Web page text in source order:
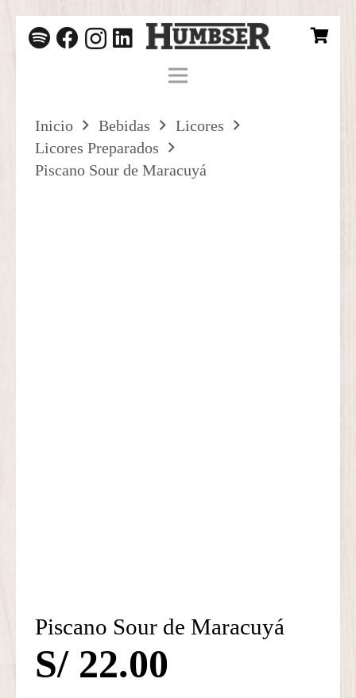
Inicio Bebidas
Licores
Licores Preparados
Piscano Sour de Maracuyá
Piscano Sour de Maracuyá
S/22.00